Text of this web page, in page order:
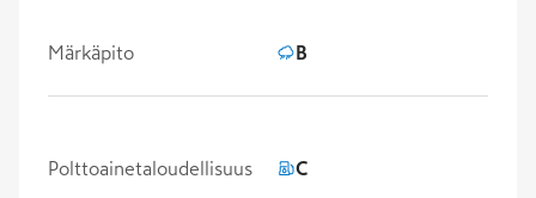
Märkäpito B
Polttoainetaloudellisuus C